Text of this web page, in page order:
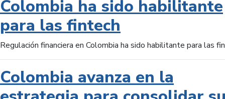
Colombia ha sido habilitante
para las fintech
Regulación financiera en Colombia ha sido habilitante para las
Colombia avanza en la